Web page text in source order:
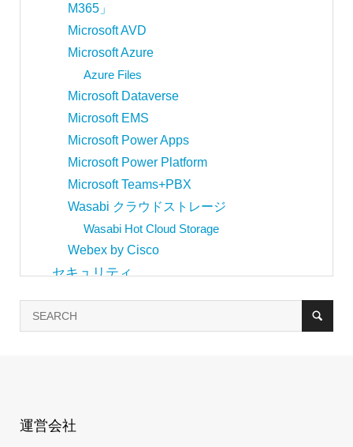
M365」
Microsoft AVD
Microsoft Azure
Azure Files
Microsoft Dataverse
Microsoft EMS
Microsoft Power Apps
Microsoft Power Platform
Microsoft Teams+PBX
Wasabi クラウドストレージ
Wasabi Hot Cloud Storage
Webex by Cisco
セキュリティ
Cisco Secure Endpoint
運営会社